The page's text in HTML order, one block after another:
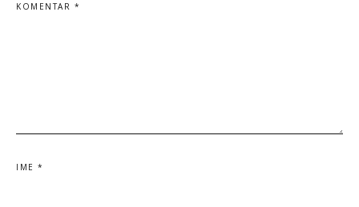
KOMENTAR *
IME *